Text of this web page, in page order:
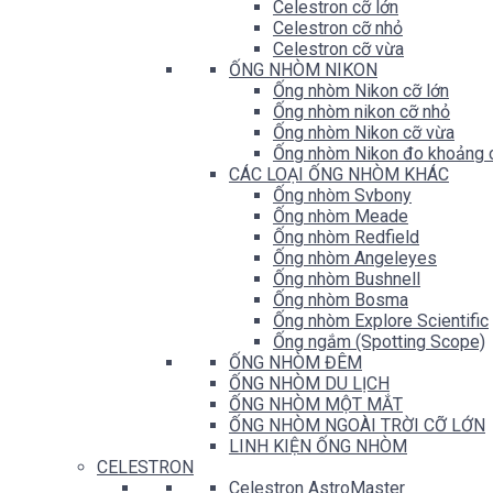
Celestron cỡ lớn
Celestron cỡ nhỏ
Celestron cỡ vừa
ỐNG NHÒM NIKON
Ống nhòm Nikon cỡ lớn
Ống nhòm nikon cỡ nhỏ
Ống nhòm Nikon cỡ vừa
Ống nhòm Nikon đo khoảng
CÁC LOẠI ỐNG NHÒM KHÁC
Ống nhòm Svbony
Ống nhòm Meade
Ống nhòm Redfield
Ống nhòm Angeleyes
Ống nhòm Bushnell
Ống nhòm Bosma
Ống nhòm Explore Scientific
Ống ngắm (Spotting Scope)
ỐNG NHÒM ĐÊM
ỐNG NHÒM DU LỊCH
ỐNG NHÒM MỘT MẮT
ỐNG NHÒM NGOÀI TRỜI CỠ LỚN
LINH KIỆN ỐNG NHÒM
CELESTRON
Celestron AstroMaster